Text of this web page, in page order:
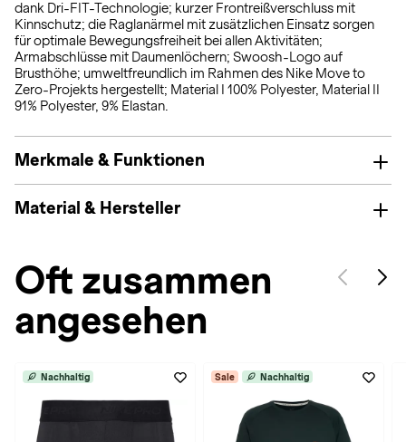
dank Dri-FIT-Technologie; kurzer Frontreißverschluss mit
Kinnschutz; die Raglanärmel mit zusätzlichen Einsatz sorgen
für optimale Bewegungsfreiheit bei allen Aktivitäten;
Armabschlüsse mit Daumenlöchern; Swoosh-Logo auf
Brusthöhe; umweltfreundlich im Rahmen des Nike Move to
Zero-Projekts hergestellt; Material I 100% Polyester, Material II
91% Polyester, 9% Elastan.
Merkmale & Funktionen
Material & Hersteller
Oft zusammen
angesehen
Nachhaltig Sale Nachhaltig